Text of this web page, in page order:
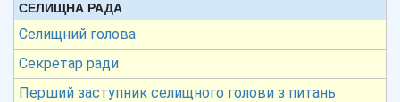
СЕЛИЩНА РАДА
Селищний голова
Секретар ради
Перший заступник селищного голови з питань